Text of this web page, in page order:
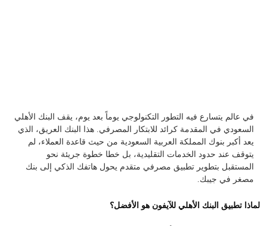
في عالم يتسارع فيه التطور التكنولوجي يوماً بعد يوم، يقف البنك الأهلي
السعودي في المقدمة كرائد للابتكار المصرفي. هذا البنك العريق، الذي
يعد أكبر بنوك المملكة العربية السعودية من حيث قاعدة العملاء، لم
يتوقف عند حدود الخدمات التقليدية، بل خطا خطوة جريئة نحو
المستقبل بتطوير تطبيق مصرفي متقدم يحول هاتفك الذكي إلى بنك
مصغر في جيبك.
لماذا تطبيق البنك الأهلي للآيفون هو الأفضل؟